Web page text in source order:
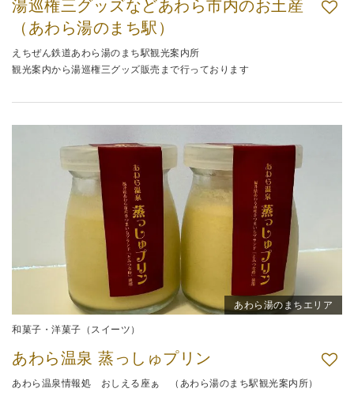
湯巡権三グッズなどあわら市内のお土産
（あわら湯のまち駅）
えちぜん鉄道あわら湯のまち駅観光案内所
観光案内から湯巡権三グッズ販売まで行っております
あわら湯のまちエリア
和菓子・洋菓子（スイーツ）
あわら温泉 蒸っしゅプリン
あわら温泉情報処 おしえる座ぁ （あわら湯のまち駅観光案内所）